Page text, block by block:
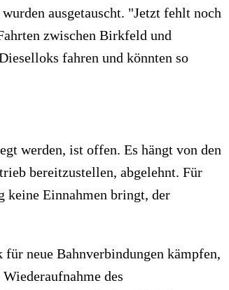
ausgetauscht. "Jetzt fehlt noch
zwischen Birkfeld und
fahren und könnten so
werden, ist offen. Es hängt von den
bereitzustellen, abgelehnt. Für
keine Einnahmen bringt, der
neue Bahnverbindungen kämpfen,
des